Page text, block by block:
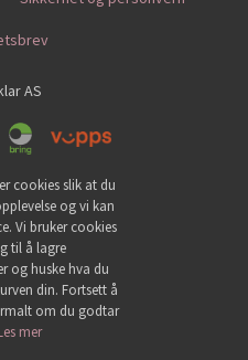
AS
cookies slik at du
og vi kan
Vi bruker cookies
til å lagre
og huske hva du
din. Fortsett å
om du godtar
mer